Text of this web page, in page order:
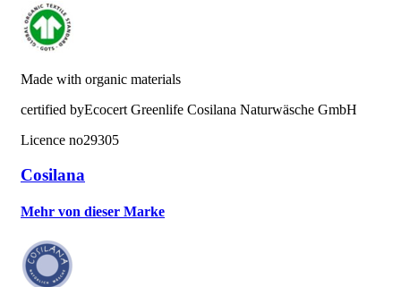
Made with organic materials
certified byEcocert Greenlife Cosilana Naturwäsche GmbH
Licence no29305
Cosilana
Mehr von dieser Marke